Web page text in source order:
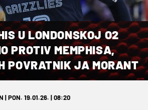
U LONDONSKOJ O2
PROTIV MEMPHISA,
POVRATNIK JA MORANT
| PON. 19.01.26. | 08:20